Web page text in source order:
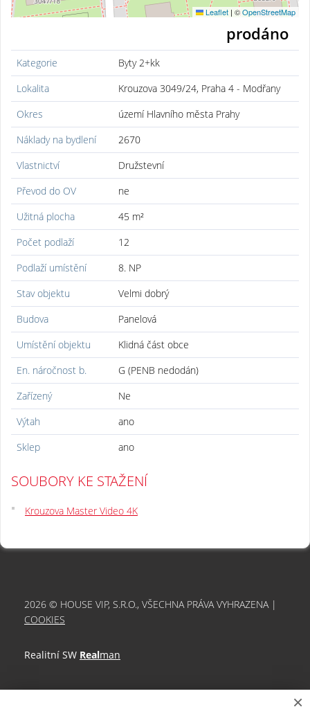
Leaflet | ©OpenStreetMap
prodáno
Kategorie
Byty 2+kk
Lokalita
Krouzova 3049/24, Praha 4 - Modřany
Okres
území Hlavního města Prahy
Náklady na bydlení
2670
Vlastnictví
Družstevní
Převod do OV
ne
Užitná plocha
45 m²
Počet podlaží
12
Podlaží umístění
8. NP
Stav objektu
Velmi dobrý
Budova
Panelová
Umístění objektu
Klidná část obce
En. náročnost b.
G (PENB nedodán)
Zařízený
Ne
Výtah
ano
Sklep
ano
SOUBORY KE STAŽENÍ
Krouzova Master Video 4K
2026 © HOUSE VIP, S.R.O., VŠECHNA PRÁVA VYHRAZENA |
COOKIES
Realitní SW Realman
×